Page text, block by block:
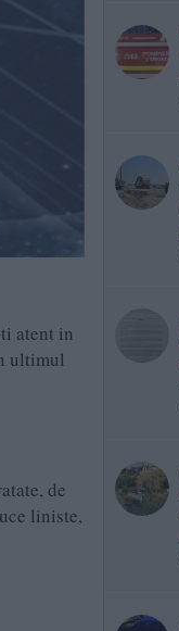
atent in
ultimul
de
liniste,